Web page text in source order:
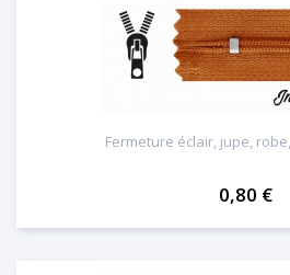
Fermeture éclair, jupe,
0,80 €